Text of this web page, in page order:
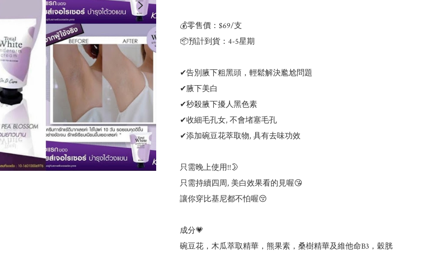
💰零售價：$69/支
📦預計到貨：4-5星期
✔告別腋下粗黑頭，輕鬆解決尷尬問題
✔腋下美白
✔秒殺腋下擾人黑色素
✔收細毛孔女, 不會堵塞毛孔
✔添加碗豆花萃取物, 具有去味功效
只需晚上使用!!🌛
只需持續四周, 美白效果看的見喔😘
讓你穿比基尼都不怕喔😚
成分💗
碗豆花，木瓜萃取精華，熊果素，桑樹精華及維他命B3，穀胱